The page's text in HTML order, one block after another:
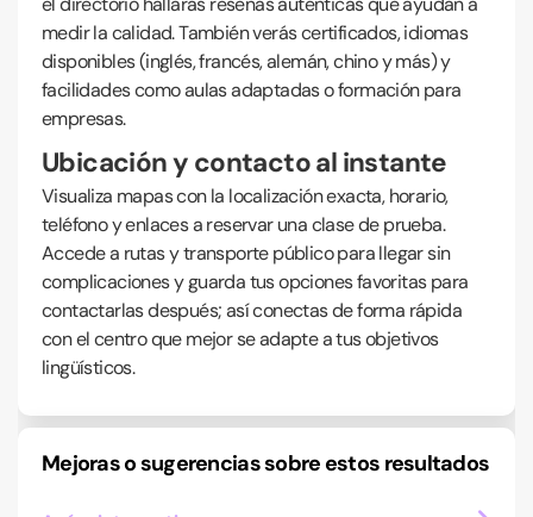
medir la calidad. También verás certificados, idiomas
disponibles (inglés, francés, alemán, chino y más) y
facilidades como aulas adaptadas o formación para
empresas.
Ubicación y contacto al instante
Visualiza mapas con la localización exacta, horario,
teléfono y enlaces a reservar una clase de prueba.
Accede a rutas y transporte público para llegar sin
complicaciones y guarda tus opciones favoritas para
contactarlas después; así conectas de forma rápida
con el centro que mejor se adapte a tus objetivos
lingüísticos.
Mejoras o sugerencias sobre estos resultados